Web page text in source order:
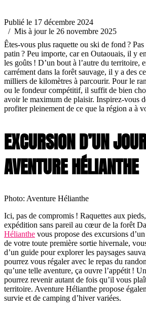
Publié le 17 décembre 2024
/ Mis à jour le 26 novembre 2025
Êtes-vous plus raquette ou ski de fond ?
patin ? Peu importe, car en Outaouais, il y
les goûts ! D’un bout à l’autre du territoire,
carrément dans la forêt sauvage, il y a des
milliers de kilomètres à parcourir. Pour le
ou le fondeur compétitif, il suffit de bien
avoir le maximum de plaisir. Inspirez-vous
profiter pleinement de ce que la région a à
EXCURSION D’UN
AVENTURE HÉLIANTHE
Photo: Aventure Hélianthe
Ici, pas de compromis ! Raquettes aux
expédition sans pareil au cœur de la forêt
Hélianthe vous propose des excursions
de votre toute première sortie hivernale,
d’un guide pour explorer les paysages
pourrez vous régaler avec le repas du
qu’une telle aventure, ça ouvre l’appétit !
pourrez revenir autant de fois qu’il vous
territoire. Aventure Hélianthe propose
survie et de camping d’hiver variées.